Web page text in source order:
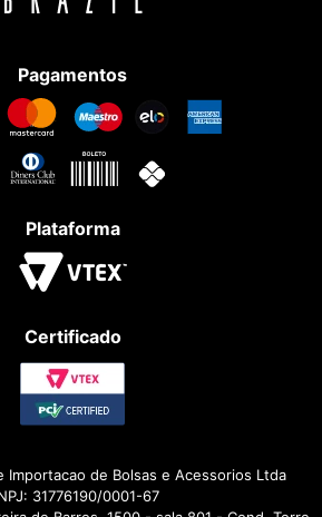
Pagamentos
Plataforma
Certificado
Importacao de Bolsas e Acessorios Ltda
31776190/0001-67